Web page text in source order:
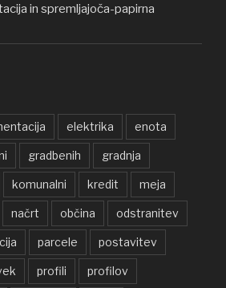
in spremljajoča-papirna
elektrika enota
gradbenih gradnja
komunalni kredit meja
načrt občina odstranitev
parcele postavitev
profili profilov